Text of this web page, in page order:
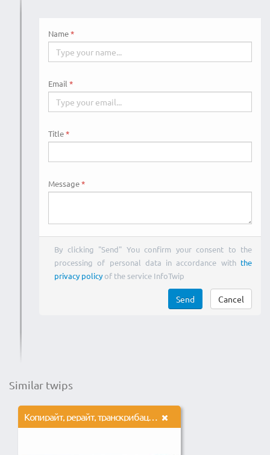
Name
Email
Title
Message
By clicking "Send" You confirm your consent to the
processing of personal data in accordance with the
privacy policyof the service InfoTwip
Send Cancel
Similar twips
Копирайт, рерайт, транскрибация, перевод, корректура